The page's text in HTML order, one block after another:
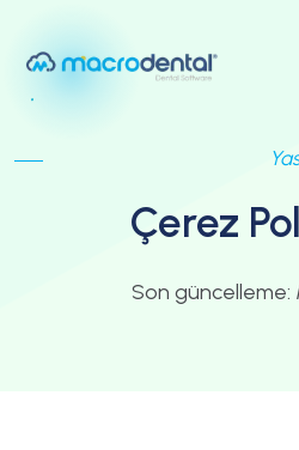
Çerez
Son güncelleme: